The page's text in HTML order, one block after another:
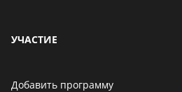
УЧАСТИЕ
Добавить программу